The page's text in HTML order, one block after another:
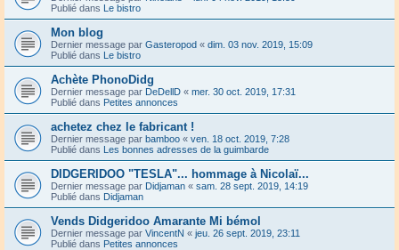
Publié dans Le bistro
Mon blog
Dernier message par Gasteropod « dim. 03 nov. 2019, 15:09
Publié dans Le bistro
Achète PhonoDidg
Dernier message par DeDellD « mer. 30 oct. 2019, 17:31
Publié dans Petites annonces
achetez chez le fabricant !
Dernier message par bamboo « ven. 18 oct. 2019, 7:28
Publié dans Les bonnes adresses de la guimbarde
DIDGERIDOO "TESLA"... hommage à Nicolaï...
Dernier message par Didjaman « sam. 28 sept. 2019, 14:19
Publié dans Didjaman
Vends Didgeridoo Amarante Mi bémol
Dernier message par VincentN « jeu. 26 sept. 2019, 23:11
Publié dans Petites annonces